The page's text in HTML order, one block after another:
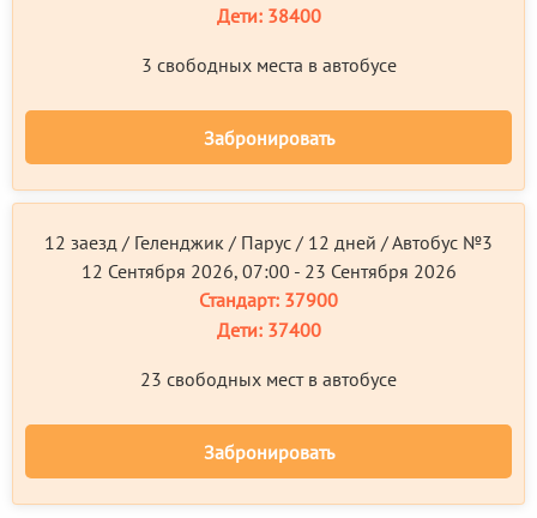
Дети:38400
3 свободных местa в автобусе
Забронировать
12 заезд / Геленджик / Парус / 12 дней / Автобус №3
12 Сентября 2026, 07:00 - 23 Сентября 2026
Стандарт: 37900
Дети:37400
23 свободных мест в автобусе
Забронировать